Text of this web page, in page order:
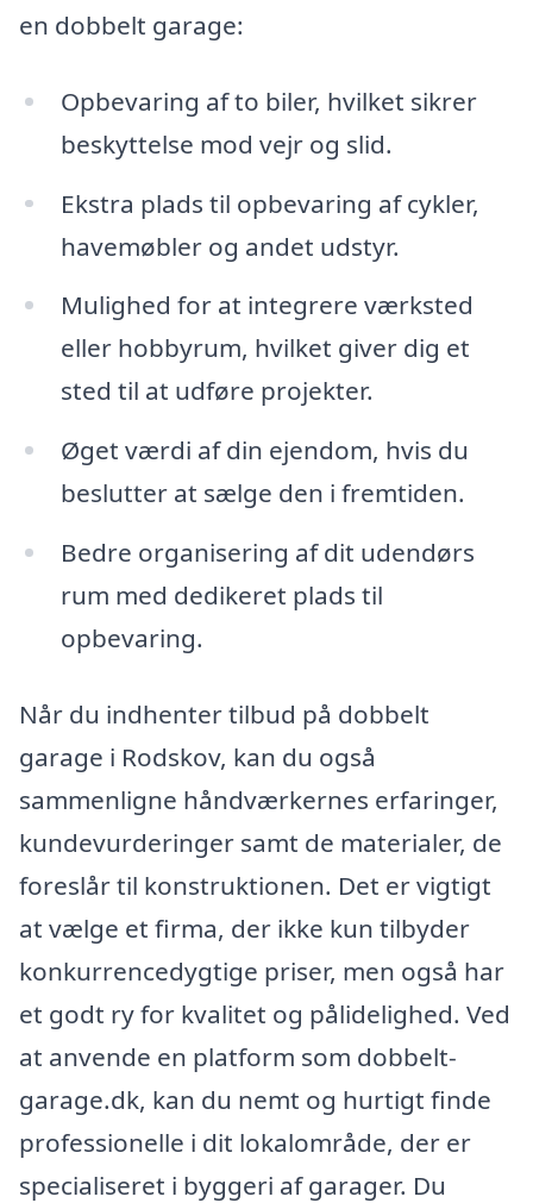
en dobbelt garage:
Opbevaring af to biler, hvilket sikrer
beskyttelse mod vejr og slid.
Ekstra plads til opbevaring af cykler,
havemøbler og andet udstyr.
Mulighed for at integrere værksted
eller hobbyrum, hvilket giver dig et
sted til at udføre projekter.
Øget værdi af din ejendom, hvis du
beslutter at sælge den i fremtiden.
Bedre organisering af dit udendørs
rum med dedikeret plads til
opbevaring.
Når du indhenter tilbud på dobbelt
garage i Rodskov, kan du også
sammenligne håndværkernes erfaringer,
kundevurderinger samt de materialer, de
foreslår til konstruktionen. Det er vigtigt
at vælge et firma, der ikke kun tilbyder
konkurrencedygtige priser, men også har
et godt ry for kvalitet og pålidelighed. Ved
at anvende en platform som dobbelt-
garage.dk, kan du nemt og hurtigt finde
professionelle i dit lokalområde, der er
specialiseret i byggeri af garager. Du